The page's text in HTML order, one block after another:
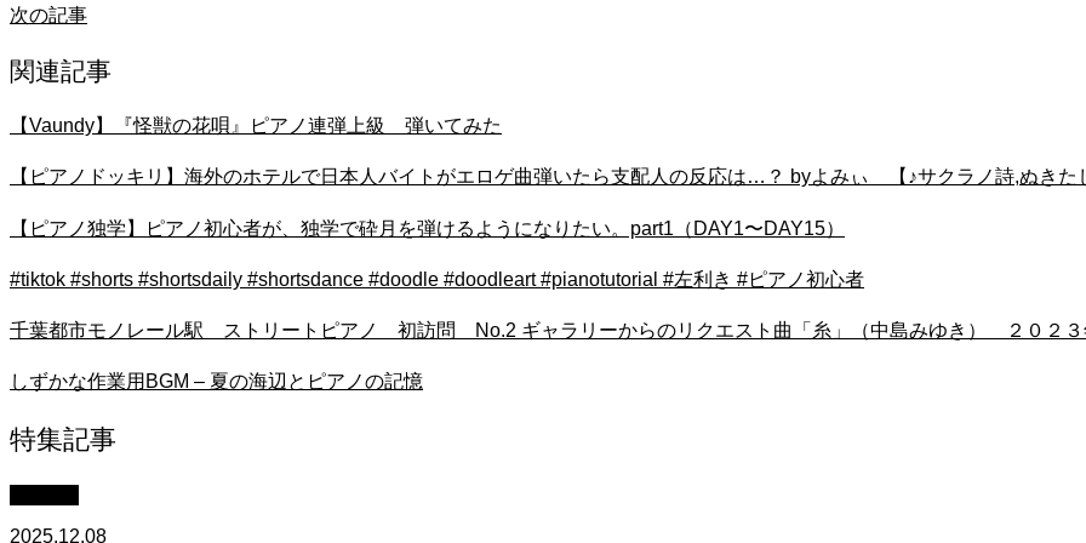
次の記事
関連記事
【Vaundy】『怪獣の花唄』ピアノ連弾上級 弾いてみた
【ピアノドッキリ】海外のホテルで日本人バイトがエロゲ曲弾いたら支配人の反応は…？ byよみぃ 【♪サクラノ詩,ぬきた
【ピアノ独学】ピアノ初心者が、独学で砕月を弾けるようになりたい。part1（DAY1〜DAY15）
#tiktok #shorts #shortsdaily #shortsdance #doodle #doodleart #pianotutorial #左利き #ピアノ初心者
千葉都市モノレール駅 ストリートピアノ 初訪問 No.2 ギャラリーからのリクエスト曲「糸」（中島みゆき） ２０２３
しずかな作業用BGM – 夏の海辺とピアノの記憶
特集記事
2025.12.08